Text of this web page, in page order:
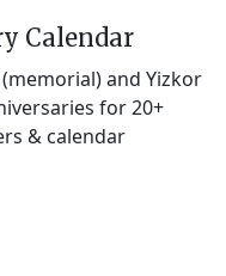
Calendar
and Yizkor
for 20+
& calendar